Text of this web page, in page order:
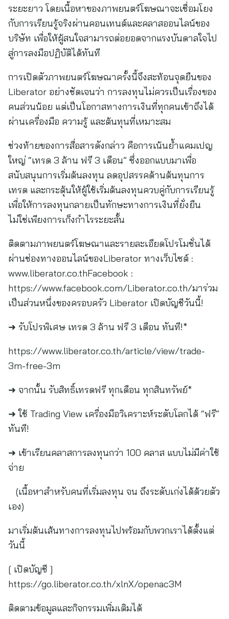
ระยะยาว โดยเนื้อหาของภาพยนตร์โฆษณาจะเชื่อมโยง
กับการเรียนรู้จริงผ่านคอนเทนต์และคลาสออนไลน์ของ
บริษัท เพื่อให้ผู้สนใจสามารถต่อยอดจากแรงบันดาลใจไป
สู่การลงมือปฏิบัติได้ทันที
การเปิดตัวภาพยนตร์โฆษณาครั้งนี้จึงสะท้อนจุดยืนของ
Liberator อย่างชัดเจนว่า การลงทุนไม่ควรเป็นเรื่องของ
คนส่วนน้อย แต่เป็นโอกาสทางการเงินที่ทุกคนเข้าถึงได้
ผ่านเครื่องมือ ความรู้ และต้นทุนที่เหมาะสม
ช่วงท้ายของการสื่อสารดังกล่าว คือการเน้นย้ำแคมเปญ
ใหญ่ “เทรด 3 ล้าน ฟรี 3 เดือน” ซึ่งออกแบบมาเพื่อ
สนับสนุนการเริ่มต้นลงทุน ลดอุปสรรคด้านต้นทุนการ
เทรด และกระตุ้นให้ผู้ใช้เริ่มต้นลงทุนควบคู่กับการเรียนรู้
เพื่อให้การลงทุนกลายเป็นทักษะทางการเงินที่ยั่งยืน
ไม่ใช่เพียงการเก็งกำไรระยะสั้น
ติดตามภาพยนตร์โฆษณาและรายละเอียดโปรโมชั่นได้
ผ่านช่องทางออนไลน์ของLiberator ทางเว็บไซต์ :
www.liberator.co.thFacebook :
https://www.facebook.com/Liberator.co.th/มาร่วม
เป็นส่วนหนึ่งของครอบครัว Liberator เปิดบัญชีวันนี้!
➜ รับโปรพิเศษ เทรด 3 ล้าน ฟรี 3 เดือน ทันที!*
https://www.liberator.co.th/article/view/trade-
3m-free-3m
➜ จากนั้น รับสิทธิ์เทรดฟรี ทุกเดือน ทุกสินทรัพย์*
➜ ใช้ Trading View เครื่องมือวิเคราะห์ระดับโลกได้ “ฟรี”
ทันที!
➜ เข้าเรียนคลาสการลงทุนกว่า 100 คลาส แบบไม่มีค่าใช้
จ่าย
(เนื้อหาสำหรับคนที่เริ่มลงทุน จน ถึงระดับเก่งได้ด้วยตัว
เอง)
มาเริ่มต้นเส้นทางการลงทุนไปพร้อมกับพวกเราได้ตั้งแต่
วันนี้
[ เปิดบัญชี ]
https://go.liberator.co.th/xlnX/openac3M
ติดตามข้อมูลและกิจกรรมเพิ่มเติมได้